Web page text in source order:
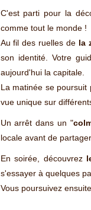
C'est parti pour la
comme tout le monde !
Au fil des ruelles de la
son identité. Votre
aujourd'hui la capitale.
La matinée se
vue unique sur
Un arrêt dans un "
locale avant de partager
En soirée, découvrez
s'essayer à quelques
Vous poursuivez